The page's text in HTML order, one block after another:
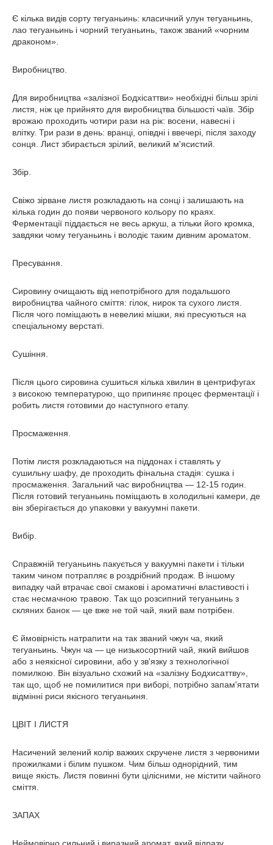
Є кілька видів сорту тегуаньинь: класичний улун тегуаньинь,
лао тегуаньинь і чорний тегуаньинь, також званий «чорним
драконом».
Виробництво.
Для виробництва «залізної Бодхісаттви» необхідні більш зрілі
листя, ніж це прийнято для виробництва більшості чаїв. Збір
врожаю проходить чотири рази на рік: восени, навесні і
влітку. Три рази в день: вранці, опівдні і ввечері, після заходу
сонця. Лист збирається зрілий, великий м'ясистий.
Збір.
Свіжо зірване листя розкладають на сонці і залишають на
кілька годин до появи червоного кольору по краях.
Ферментації піддається не весь аркуш, а тільки його кромка,
завдяки чому тегуаньинь і володіє таким дивним ароматом.
Пресування.
Сировину очищають від непотрібного для подальшого
виробництва чайного сміття: гілок, нирок та сухого листя.
Після чого поміщають в невеликі мішки, які пресуються на
спеціальному верстаті.
Сушіння.
Після цього сировина сушиться кілька хвилин в центрифугах
з високою температурою, що припиняє процес ферментації і
робить листя готовими до наступного етапу.
Просмаження.
Потім листя розкладаються на піддонах і ставлять у
сушильну шафу, де проходить фінальна стадія: сушка і
просмаження. Загальний час виробництва — 12-15 годин.
Після готовий тегуаньинь поміщають в холодильні камери, де
він зберігається до упаковки у вакуумні пакети.
Вибір.
Справжній тегуаньинь пакується у вакуумні пакети і тільки
таким чином потрапляє в роздрібний продаж. В іншому
випадку чай втрачає свої смакові і ароматичні властивості і
стає несмачною травою. Так що розсипний тегуаньинь з
скляних банок — це вже не той чай, який вам потрібен.
Є ймовірність натрапити на так званий чжун ча, який
тегуаньинь. Чжун ча — це низькосортний чай, який вийшов
або з неякісної сировини, або у зв'язку з технологічної
помилкою. Він візуально схожий на «залізну Бодхисаттву»,
так що, щоб не помилитися при виборі, потрібно запам'ятати
відмінні риси якісного тегуаньиня.
ЦВІТ І ЛИСТЯ
Насичений зелений колір важких скручене листя з червоними
прожилками і білим пушком. Чим більш однорідний, тим
вище якість. Листя повинні бути цілісними, не містити чайного
сміття.
ЗАПАХ